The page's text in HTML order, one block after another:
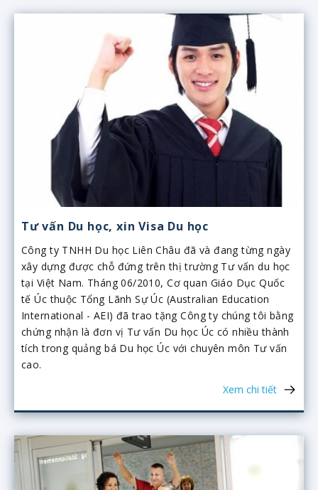
Tư vấn Du học, xin Visa Du học
Công ty TNHH Du học Liên Châu đã và đang từng ngày
xây dựng được chỗ đứng trên thị trường Tư vấn du học
tại Việt Nam. Tháng 06/2010, Cơ quan Giáo Dục Quốc
tế Úc thuộc Tổng Lãnh Sự Úc (Australian Education
International - AEI) đã trao tặng Công ty chúng tôi bằng
chứng nhận là đơn vị Tư vấn Du học Úc có nhiều thành
tích trong quảng bá Du học Úc với chuyên môn Tư vấn
cao.
Xem chi tiết